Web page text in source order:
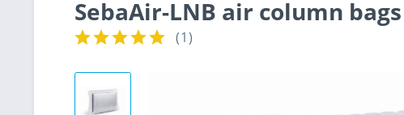
SebaAir-LNB air column
(1)